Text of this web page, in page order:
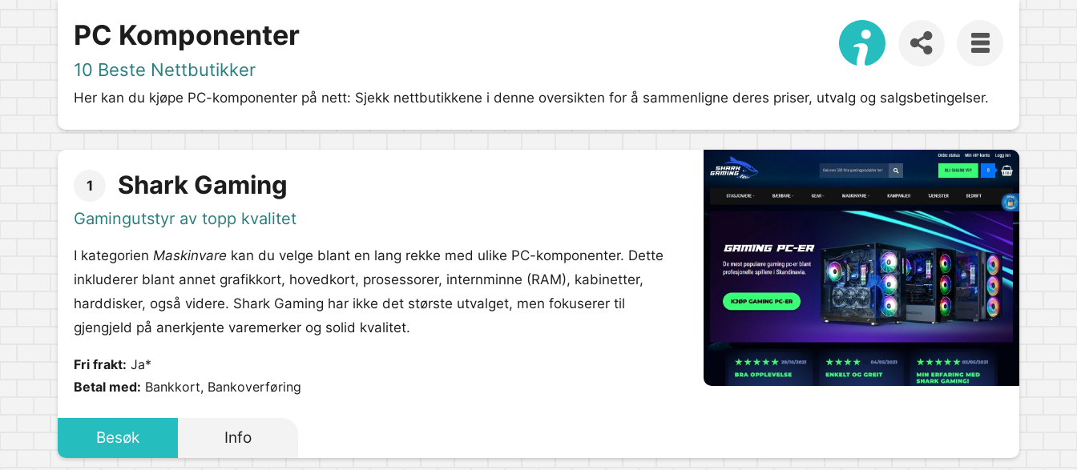
PC Komponenter
10 Beste Nettbutikker
Her kan du kjøpe PC-komponenter på nett: Sjekk nettbutikkene i denne oversikten for å sammenligne deres priser, utvalg og salgsbetingelser.
1 Shark Gaming
Gamingutstyr av topp kvalitet
I kategorien Maskinvare kan du velge blant en lang rekke med ulike PC-komponenter. Dette
inkluderer blant annet grafikkort, hovedkort, prosessorer, internminne (RAM), kabinetter,
harddisker, også videre. Shark Gaming har ikke det største utvalget, men fokuserer til
gjengjeld på anerkjente varemerker og solid kvalitet.
Fri frakt: Ja*
Betal med: Bankkort, Bankoverføring
Besøk Info